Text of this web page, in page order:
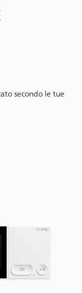
secondo le tue